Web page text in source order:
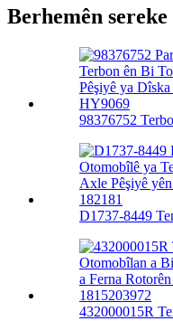
Berhemên sereke
98376752
D1737-8449
432000015R